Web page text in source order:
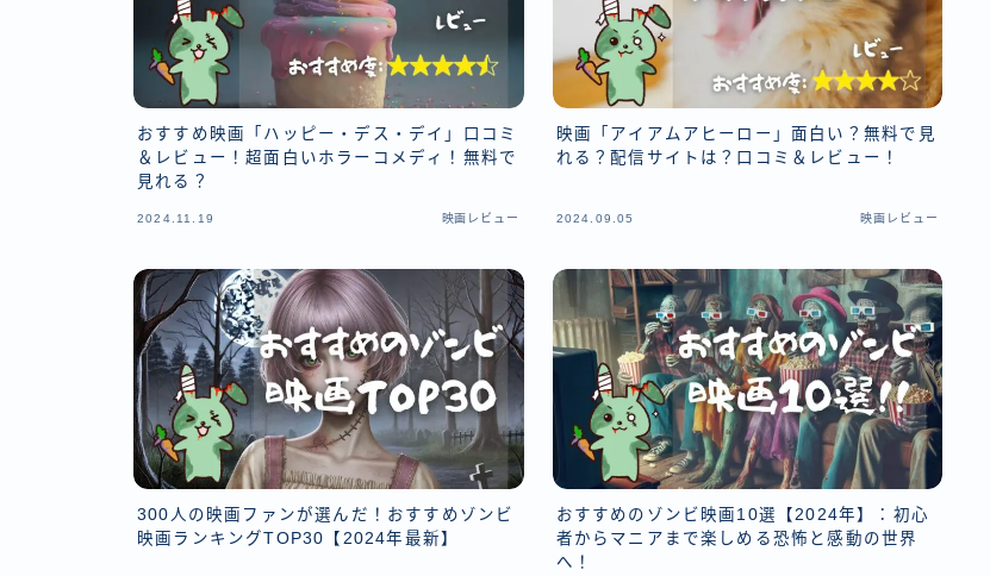
おすすめ映画「ハッピー・デス・デイ」口コミ
＆レビュー！超面白いホラーコメディ！無料で
見れる？
2024.11.19 映画レビュー
映画「アイアムアヒーロー」面白い？無料で見
れる？配信サイトは？口コミ＆レビュー！
2024.09.05 映画レビュー
300人の映画ファンが選んだ！おすすめゾンビ
映画ランキングTOP30【2024年最新】
おすすめのゾンビ映画10選【2024年】：初心
者からマニアまで楽しめる恐怖と感動の世界
へ！